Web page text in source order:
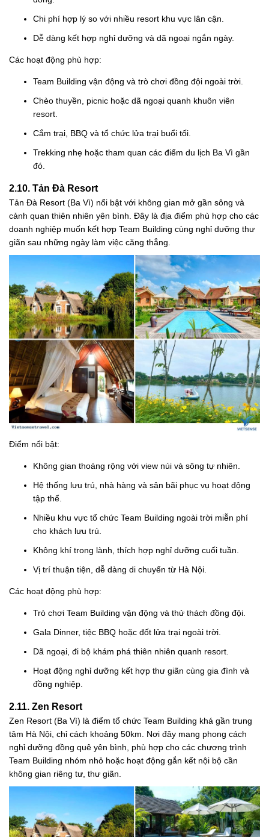
Chi phí hợp lý so với nhiều resort khu vực lân cận.
Dễ dàng kết hợp nghỉ dưỡng và dã ngoại ngắn ngày.
Các hoạt động phù hợp:
Team Building vận động và trò chơi đồng đội ngoài trời.
Chèo thuyền, picnic hoặc dã ngoại quanh khuôn viên
resort.
Cắm trại, BBQ và tổ chức lửa trại buổi tối.
Trekking nhẹ hoặc tham quan các điểm du lịch Ba Vì gần
đó.
2.10. Tản Đà Resort
Tản Đà Resort (Ba Vì) nổi bật với không gian mở gần sông và
cảnh quan thiên nhiên yên bình. Đây là địa điểm phù hợp cho các
doanh nghiệp muốn kết hợp Team Building cùng nghỉ dưỡng thư
giãn sau những ngày làm việc căng thẳng.
Điểm nổi bật:
Không gian thoáng rộng với view núi và sông tự nhiên.
Hệ thống lưu trú, nhà hàng và sân bãi phục vụ hoạt động
tập thể.
Nhiều khu vực tổ chức Team Building ngoài trời miễn phí
cho khách lưu trú.
Không khí trong lành, thích hợp nghỉ dưỡng cuối tuần.
Vị trí thuận tiện, dễ dàng di chuyển từ Hà Nội.
Các hoạt động phù hợp:
Trò chơi Team Building vận động và thử thách đồng đội.
Gala Dinner, tiệc BBQ hoặc đốt lửa trại ngoài trời.
Dã ngoại, đi bộ khám phá thiên nhiên quanh resort.
Hoạt động nghỉ dưỡng kết hợp thư giãn cùng gia đình và
đồng nghiệp.
2.11. Zen Resort
Zen Resort (Ba Vì) là điểm tổ chức Team Building khá gần trung
tâm Hà Nội, chỉ cách khoảng 50km. Nơi đây mang phong cách
nghỉ dưỡng đồng quê yên bình, phù hợp cho các chương trình
Team Building nhóm nhỏ hoặc hoạt động gắn kết nội bộ cần
không gian riêng tư, thư giãn.